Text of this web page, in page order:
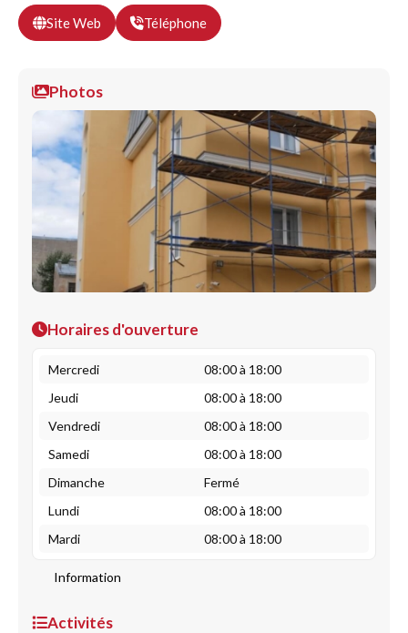
Site Web Téléphone
Photos
Horaires d'ouverture
Mercredi
08:00 à 18:00
Jeudi
08:00 à 18:00
Vendredi
08:00 à 18:00
Samedi
08:00 à 18:00
Dimanche
Fermé
Lundi
08:00 à 18:00
Mardi
08:00 à 18:00
Information
Activités